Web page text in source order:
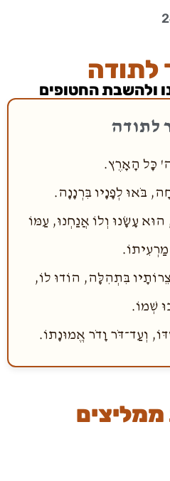
לתודה
ולהשבת החטופים
לתודה
כָּל הָאָרֶץ.
בֹּאוּ לְפָנָיו בִּרְנָנָה.
עָשָׂנוּ וְלוֹ אֲנַחְנוּ, עַמּוֹ
מַרְעִיתוֹ.
בִּתְהִלָּה, הוֹדוּ לוֹ,
שְׁמוֹ.
וְעַד־דֹּר וָדֹר אֱמוּנָתוֹ.
ממליצים